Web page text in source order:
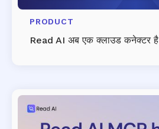
PRODUCT
Read AI अब एक क्लाउड कनेक्टर है